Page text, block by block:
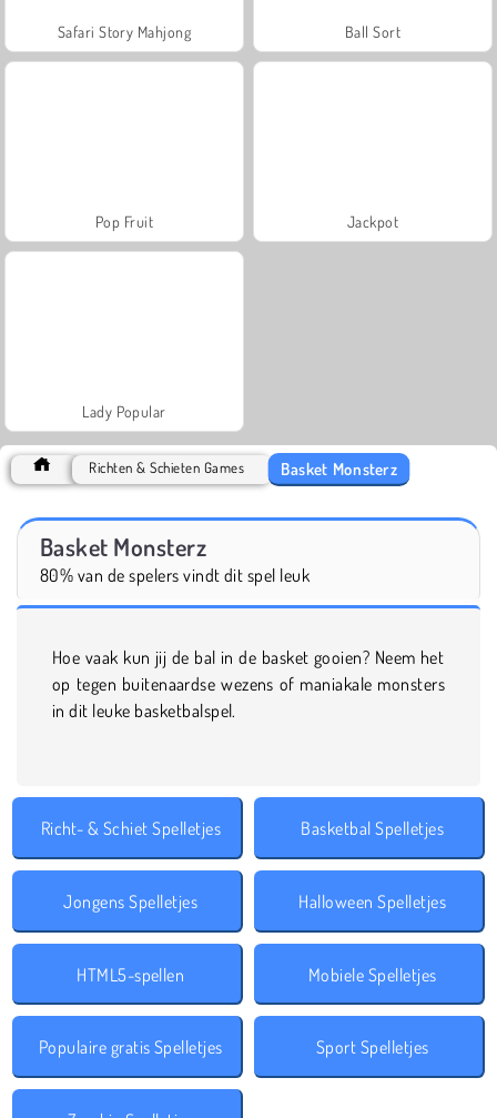
Safari Story Mahjong Ball Sort
Pop Fruit Jackpot
Lady Popular
Richten & Schieten Games Basket Monsterz
Basket Monsterz
80% van de spelers vindt dit spel leuk
Hoe vaak kun jij de bal in de basket gooien? Neem het
op tegen buitenaardse wezens of maniakale monsters
in dit leuke basketbalspel.
Richt- & Schiet Spelletjes Basketbal Spelletjes
Jongens Spelletjes Halloween Spelletjes
HTML5-spellen Mobiele Spelletjes
Populaire gratis Spelletjes Sport Spelletjes